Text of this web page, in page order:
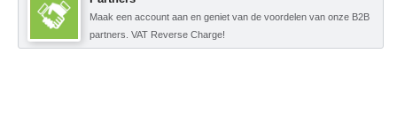
Maak een account aan en geniet van de voordelen van onze B2B
partners. VAT Reverse Charge!